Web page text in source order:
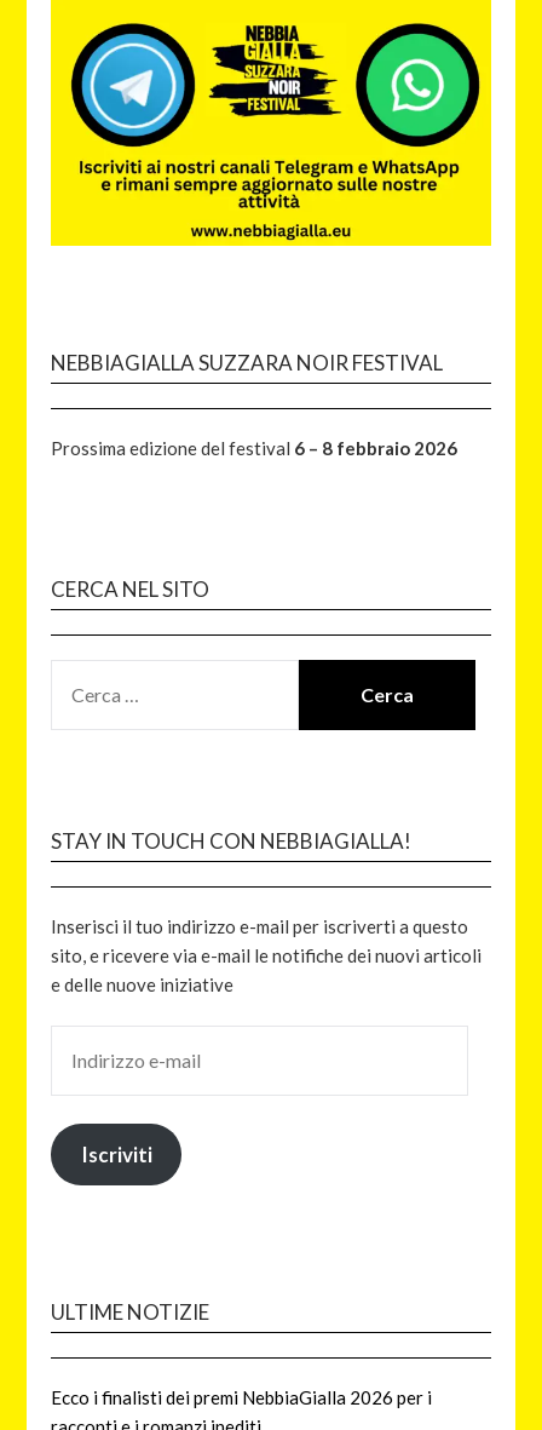
NEBBIAGIALLA SUZZARA NOIR FESTIVAL
Prossima edizione del festival 6 – 8 febbraio 2026
CERCA NEL SITO
STAY IN TOUCH CON NEBBIAGIALLA!
Inserisci il tuo indirizzo e-mail per iscriverti a questo
sito, e ricevere via e-mail le notifiche dei nuovi articoli
e delle nuove iniziative
Iscriviti
ULTIME NOTIZIE
Ecco i finalisti dei premi NebbiaGialla 2026 per i